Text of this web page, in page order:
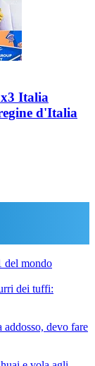
Italia
d'Italia
del mondo
dei tuffi:
devo fare